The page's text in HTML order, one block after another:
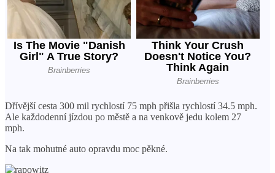
Dřívější cesta 300 mil rychlostí 75 mph přišla rychlostí 34.5 mph.
Ale každodenní jízdou po městě a na venkově jedu kolem 27
mph.
Na tak mohutné auto opravdu moc pěkné.